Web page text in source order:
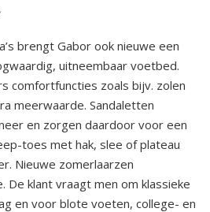
brengt Gabor ook nieuwe een
uitneembaar voetbed.
comfortfuncties zoals bijv. zolen
meerwaarde. Sandaletten
en zorgen daardoor voor een
toes met hak, slee of plateau
Nieuwe zomerlaarzen
De klant vraagt men om klassieke
en voor blote voeten, college- en